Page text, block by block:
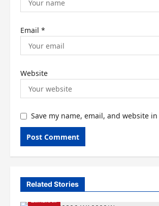
Email *
Website
Save my name, email, and website
Related Stories
Zanzibar